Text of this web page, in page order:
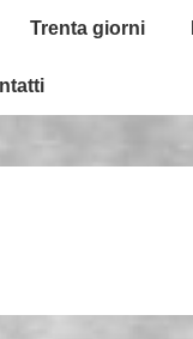
Trenta giorni